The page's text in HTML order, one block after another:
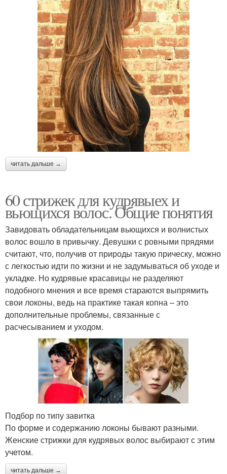
читать дальше →
60 стрижек для кудрявыех и
вьющихся волос. Общие понятия
Завидовать обладательницам вьющихся и волнистых
волос вошло в привычку. Девушки с ровными прядями
считают, что, получив от природы такую прическу, можно
с легкостью идти по жизни и не задумываться об уходе и
укладке. Но кудрявые красавицы не разделяют
подобного мнения и все время стараются выпрямить
свои локоны, ведь на практике такая копна – это
дополнительные проблемы, связанные с
расчесыванием и уходом.
Подбор по типу завитка
По форме и содержанию локоны бывают разными.
Женские стрижки для кудрявых волос выбирают с этим
учетом.
читать дальше →